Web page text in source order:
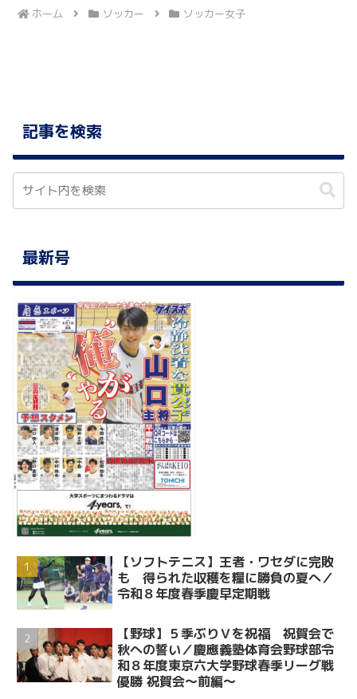
ホーム ソッカー ソッカー女子
記事を検索
最新号
【ソフトテニス】王者・ワセダに完敗
も 得られた収穫を糧に勝負の夏へ／
令和８年度春季慶早定期戦
【野球】５季ぶりＶを祝福 祝賀会で
秋への誓い／慶應義塾体育会野球部令
和８年度東京六大学野球春季リーグ戦
優勝 祝賀会～前編～